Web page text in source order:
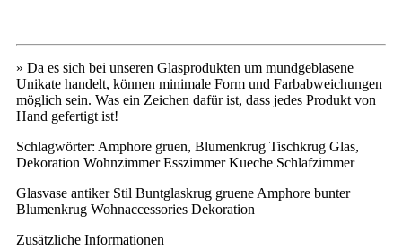
» Da es sich bei unseren Glasprodukten um mundgeblasene
Unikate handelt, können minimale Form und Farbabweichungen
möglich sein. Was ein Zeichen dafür ist, dass jedes Produkt von
Hand gefertigt ist!
Schlagwörter: Amphore gruen, Blumenkrug Tischkrug Glas,
Dekoration Wohnzimmer Esszimmer Kueche Schlafzimmer
Glasvase antiker Stil Buntglaskrug gruene Amphore bunter
Blumenkrug Wohnaccessories Dekoration
Zusätzliche Informationen